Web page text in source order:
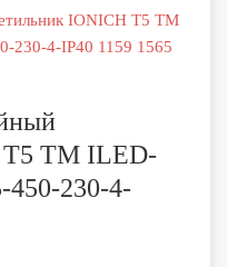
Т5 ТМ ILED-
230-4-